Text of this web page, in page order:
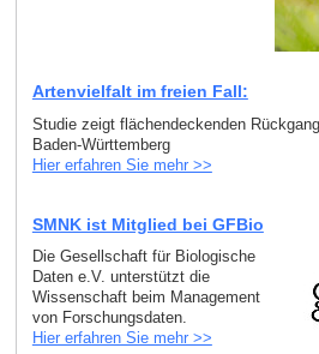
Artenvielfalt im freien Fall:
Studie zeigt flächendeckenden
Baden-Württemberg
Hier erfahren Sie mehr >>
SMNK ist Mitglied bei GFBio
Die Gesellschaft für Biologische
Daten e.V. unterstützt die
Wissenschaft beim Management
von Forschungsdaten.
Hier erfahren Sie mehr >>